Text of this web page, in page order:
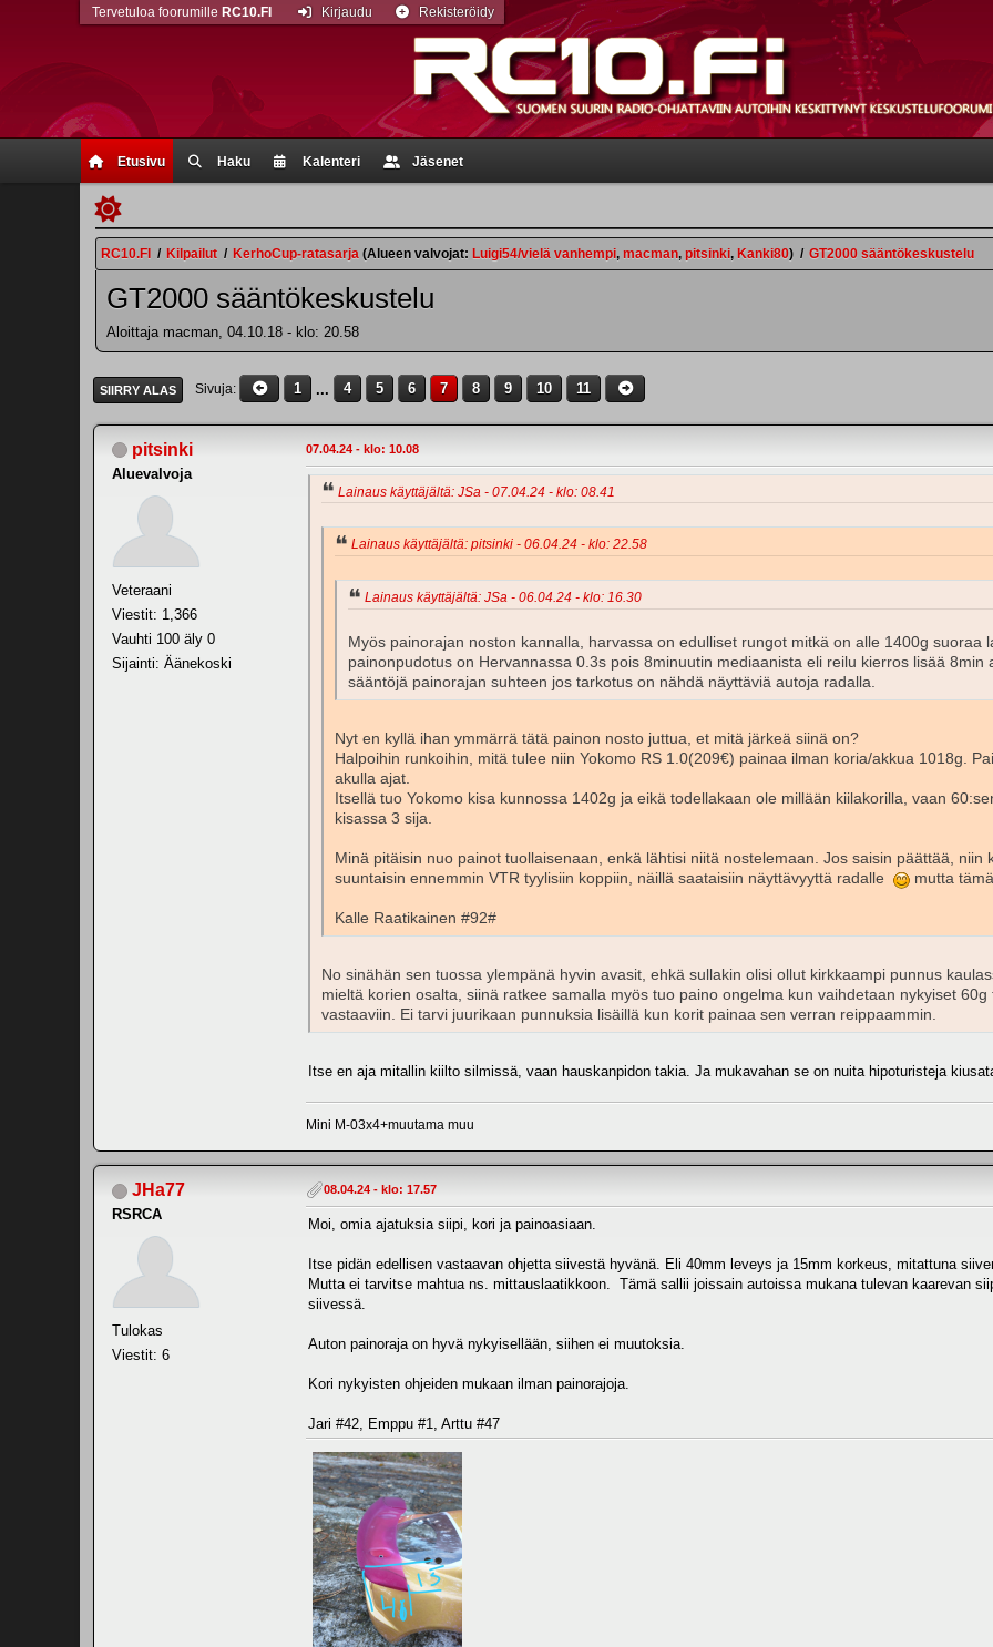
Etusivu Haku Kalenteri Jäsenet
Tervetuloa foorumille RC10.FI Kirjaudu Rekisteröidy
RC10.FI / Kilpailut / KerhoCup-ratasarja (Alueen valvojat: Luigi54/vielä vanhempi, macman, pitsinki, Kanki80) / GT2000 sääntökeskustelu
GT2000 sääntökeskustelu
Aloittaja macman, 04.10.18 - klo: 20.58
SIIRRY ALAS Sivuja 1 ... 4 5 6 7 8 9 10 11
pitsinki
Aluevalvoja
Veteraani
Viestit: 1,366
Vauhti 100 äly 0
Sijainti: Äänekoski
07.04.24 - klo: 10.08
Lainaus käyttäjältä: JSa - 07.04.24 - klo: 08.41
Lainaus käyttäjältä: pitsinki - 06.04.24 - klo: 22.58
Lainaus käyttäjältä: JSa - 06.04.24 - klo: 16.30
Myös painorajan noston kannalla, harvassa on edulliset rungot mitkä on alle 1400g suoraa
painonpudotus on Hervannassa 0.3s pois 8minuutin mediaanista eli reilu kierros lisää
sääntöjä painorajan suhteen jos tarkotus on nähdä näyttäviä autoja radalla.
Nyt en kyllä ihan ymmärrä tätä painon nosto juttua, et mitä järkeä siinä on?
Halpoihin runkoihin, mitä tulee niin Yokomo RS 1.0(209€) painaa ilman koria/akkua 1018g.
akulla ajat.
Itsellä tuo Yokomo kisa kunnossa 1402g ja eikä todellakaan ole millään kiilakorilla, vaan
kisassa 3 sija.
Minä pitäisin nuo painot tuollaisenaan, enkä lähtisi niitä nostelemaan. Jos saisin päättää, niin
suuntaisin ennemmin VTR tyylisiin koppiin, näillä saataisiin näyttävyyttä radalle
mutta
Kalle Raatikainen #92#
No sinähän sen tuossa ylempänä hyvin avasit, ehkä sullakin olisi ollut kirkkaampi punnus
mieltä korien osalta, siinä ratkee samalla myös tuo paino ongelma kun vaihdetaan nykyiset
vastaaviin. Ei tarvi juurikaan punnuksia lisäillä kun korit painaa sen verran reippaammin.
Itse en aja mitallin kiilto silmissä, vaan hauskanpidon takia. Ja mukavahan se on nuita hipoturisteja
Mini M-03x4+muutama muu
JHa77
RSRCA
Tulokas
Viestit: 6
08.04.24 - klo: 17.57
Moi, omia ajatuksia siipi, kori ja painoasiaan.
Itse pidän edellisen vastaavan ohjetta siivestä hyvänä. Eli 40mm leveys ja 15mm korkeus, mitattuna
Mutta ei tarvitse mahtua ns. mittauslaatikkoon. Tämä sallii joissain autoissa mukana tulevan kaarevan
siivessä.
Auton painoraja on hyvä nykyisellään, siihen ei muutoksia.
Kori nykyisten ohjeiden mukaan ilman painorajoja.
Jari #42, Emppu #1, Arttu #47